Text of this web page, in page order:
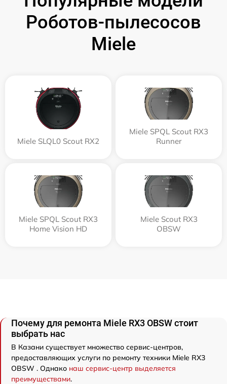
Роботов-пылесосов
Miele
Miele SLQL0 Scout RX2
Miele SPQL Scout RX3
Runner
Miele SPQL Scout RX3
Home Vision HD
Miele Scout RX3
OBSW
Почему для ремонта Miele RX3 OBSW стоит
выбрать нас
В Казани существует множество сервис-центров,
предоставляющих услуги по ремонту техники Miele RX3
OBSW . Однако наш сервис-центр выделяется
преимуществами.